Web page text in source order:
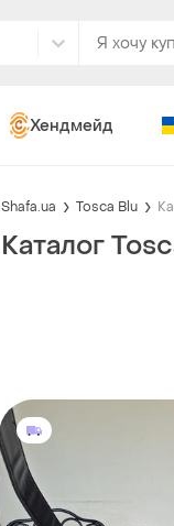
Хендмейд
Shafa.ua Tosca Blu
Каталог